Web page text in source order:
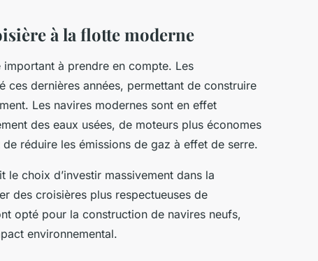
à la flotte moderne
à prendre en compte. Les
dernières années, permettant de construire
Les navires modernes sont en effet
des eaux usées, de moteurs plus économes
réduire les émissions de gaz à effet de serre.
choix d’investir massivement dans la
des croisières plus respectueuses de
opté pour la construction de navires neufs,
environnemental.